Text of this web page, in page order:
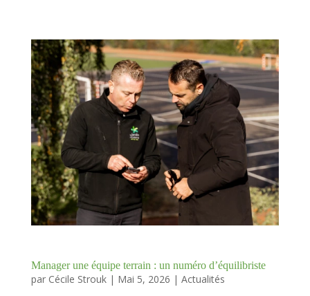
Manager une équipe terrain : un numéro d’équilibriste
par Cécile Strouk| Mai 5, 2026 | Actualités